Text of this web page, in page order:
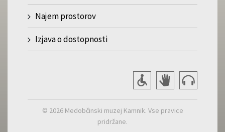
Najem prostorov
Izjava o dostopnosti
© 2026 Medobčinski muzej Kamnik. Vse pravice
pridržane.